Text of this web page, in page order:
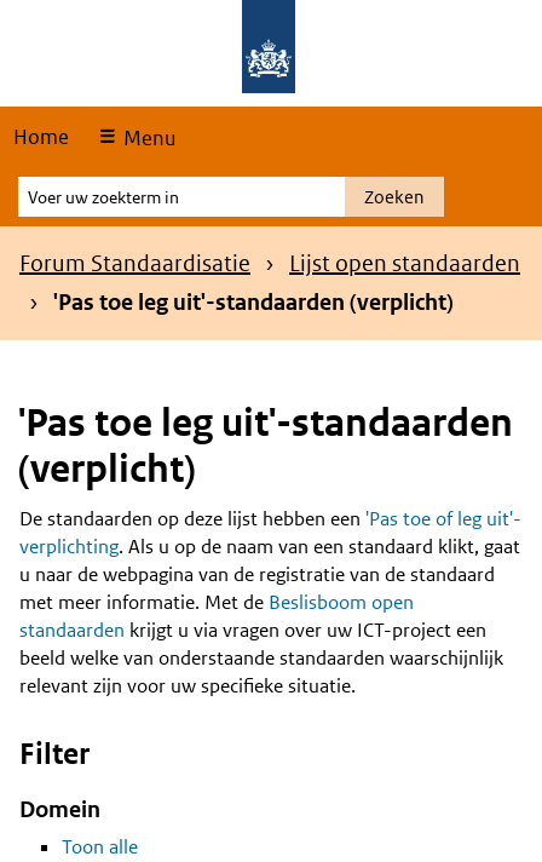
Home Menu
Voer
uw
zoekterm
Zoeken
Kruimelpad
Forum Standaardisatie
Lijst open standaarden
'Pas toe leg uit'-standaarden (verplicht)
'Pas toe leg uit'-standaarden
(verplicht)
Content
De standaarden op deze lijst hebben een 'Pas toe of leg uit'-
verplichting. Als u op de naam van een standaard klikt, gaat
u naar de webpagina van de registratie van de standaard
met meer informatie. Met de Beslisboom open
standaarden krijgt u via vragen over uw ICT-project een
beeld welke van onderstaande standaarden waarschijnlijk
relevant zijn voor uw specifieke situatie.
Filter
Domein
Toon alle